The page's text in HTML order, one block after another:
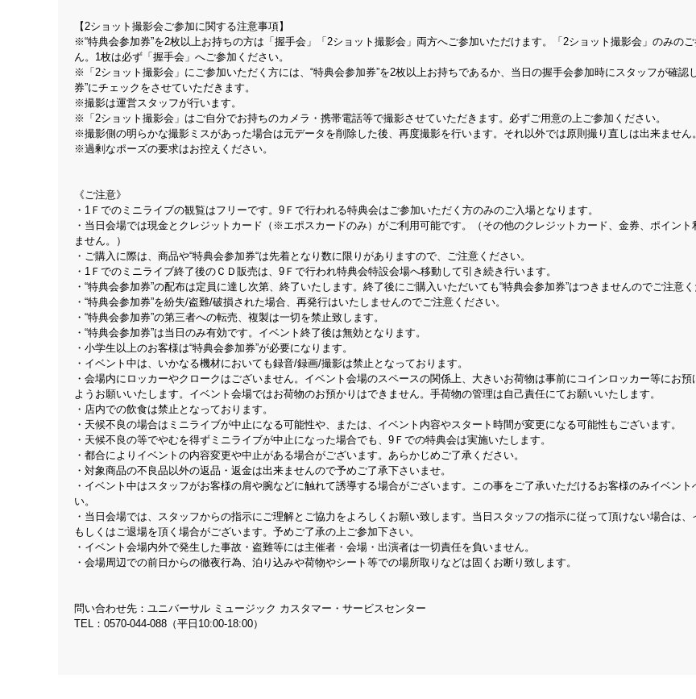
【2ショット撮影会ご参加に関する注意事項】
※“特典会参加券”を2枚以上お持ちの方は「握手会」「2ショット撮影会」両方へご参加いただけます。「2ショット撮影会」のみの
ん。1枚は必ず「握手会」へご参加ください。
※「2ショット撮影会」にご参加いただく方には、“特典会参加券”を2枚以上お持ちであるか、当日の握手会参加時にスタッフが確認
券”にチェックをさせていただきます。
※撮影は運営スタッフが行います。
※「2ショット撮影会」はご自分でお持ちのカメラ・携帯電話等で撮影させていただきます。必ずご用意の上ご参加ください。
※撮影側の明らかな撮影ミスがあった場合は元データを削除した後、再度撮影を行います。それ以外では原則撮り直しは出来ません。
※過剰なポーズの要求はお控えください。
《ご注意》
・1Ｆでのミニライブの観覧はフリーです。9Ｆで行われる特典会はご参加いただく方のみのご入場となります。
・当日会場では現金とクレジットカード（※エポスカードのみ）がご利用可能です。（その他のクレジットカード、金券、ポイント
ません。）
・ご購入に際は、商品や“特典会参加券“は先着となり数に限りがありますので、ご注意ください。
・1Ｆでのミニライブ終了後のＣＤ販売は、9Ｆで行われ特典会特設会場へ移動して引き続き行います。
・“特典会参加券”の配布は定員に達し次第、終了いたします。終了後にご購入いただいても“特典会参加券”はつきませんのでご注意く
・“特典会参加券”を紛失/盗難/破損された場合、再発行はいたしませんのでご注意ください。
・“特典会参加券”の第三者への転売、複製は一切を禁止致します。
・“特典会参加券”は当日のみ有効です。イベント終了後は無効となります。
・小学生以上のお客様は“特典会参加券”が必要になります。
・イベント中は、いかなる機材においても録音/録画/撮影は禁止となっております。
・会場内にロッカーやクロークはございません。イベント会場のスペースの関係上、大きいお荷物は事前にコインロッカー等にお預
ようお願いいたします。イベント会場ではお荷物のお預かりはできません。手荷物の管理は自己責任にてお願いいたします。
・店内での飲食は禁止となっております。
・天候不良の場合はミニライブが中止になる可能性や、または、イベント内容やスタート時間が変更になる可能性もございます。
・天候不良の等でやむを得ずミニライブが中止になった場合でも、9Ｆでの特典会は実施いたします。
・都合によりイベントの内容変更や中止がある場合がございます。あらかじめご了承ください。
・対象商品の不良品以外の返品・返金は出来ませんので予めご了承下さいませ。
・イベント中はスタッフがお客様の肩や腕などに触れて誘導する場合がございます。この事をご了承いただけるお客様のみイベント
い。
・当日会場では、スタッフからの指示にご理解とご協力をよろしくお願い致します。当日スタッフの指示に従って頂けない場合は、
もしくはご退場を頂く場合がございます。予めご了承の上ご参加下さい。
・イベント会場内外で発生した事故・盗難等には主催者・会場・出演者は一切責任を負いません。
・会場周辺での前日からの徹夜行為、泊り込みや荷物やシート等での場所取りなどは固くお断り致します。
問い合わせ先：ユニバーサル ミュージック カスタマー・サービスセンター
TEL：0570-044-088（平日10:00-18:00）